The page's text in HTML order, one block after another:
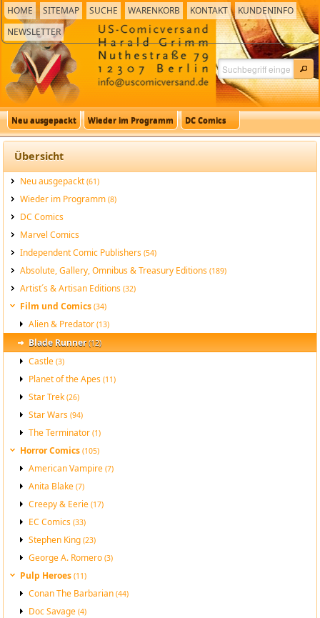
HOME SITEMAP SUCHE WARENKORB KONTAKT
KUNDENINFO
NEWSLETTER
Neu ausgepackt Wieder im Programm DC Comics
Übersicht
Neu ausgepackt(61)
Wieder im Programm(8)
DC Comics
Marvel Comics
Independent Comic Publishers(54)
Absolute, Gallery, Omnibus & Treasury Editions(189)
Artist´s & Artisan Editions(32)
Film und Comics(34)
Alien & Predator(13)
Blade Runner(12)
Castle(3)
Planet of the Apes(11)
Star Trek(26)
Star Wars(94)
The Terminator(1)
Horror Comics(105)
American Vampire(7)
Anita Blake(7)
Creepy & Eerie(17)
EC Comics(33)
Stephen King(23)
George A. Romero(3)
Pulp Heroes(11)
Conan The Barbarian(44)
Doc Savage(4)